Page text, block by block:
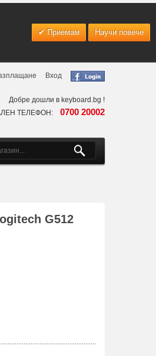
Приемам Научи повече
Вход
Добре дошли в keyboard.bg !
ТЕЛЕФОН: 0700 20002
G512